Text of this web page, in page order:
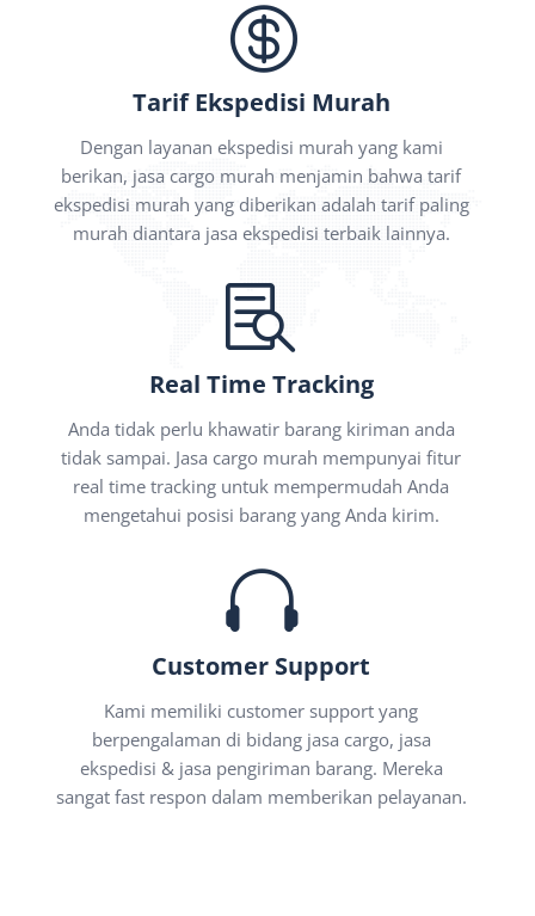

Tarif Ekspedisi Murah
Dengan layanan ekspedisi murah yang kami
berikan, jasa cargo murah menjamin bahwa tarif
ekspedisi murah yang diberikan adalah tarif paling
murah diantara jasa ekspedisi terbaik lainnya.

Real Time Tracking
Anda tidak perlu khawatir barang kiriman anda
tidak sampai. Jasa cargo murah mempunyai fitur
real time tracking untuk mempermudah Anda
mengetahui posisi barang yang Anda kirim.

Customer Support
Kami memiliki customer support yang
berpengalaman di bidang jasa cargo, jasa
ekspedisi & jasa pengiriman barang. Mereka
sangat fast respon dalam memberikan pelayanan.